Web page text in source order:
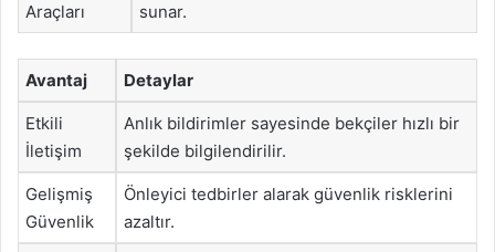
Araçları
sunar.
Avantaj Detaylar
Etkili
İletişim
Anlık bildirimler sayesinde bekçiler hızlı bir
şekilde bilgilendirilir.
Gelişmiş
Güvenlik
Önleyici tedbirler alarak güvenlik risklerini
azaltır.